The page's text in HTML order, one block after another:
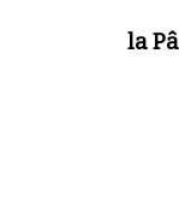
la